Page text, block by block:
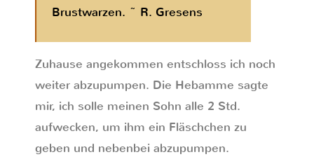
Brustwarzen. ~ R. Gresens
Zuhause angekommen entschloss ich noch
weiter abzupumpen. Die Hebamme sagte
mir, ich solle meinen Sohn alle 2 Std.
aufwecken, um ihm ein Fläschchen zu
geben und nebenbei abzupumpen.